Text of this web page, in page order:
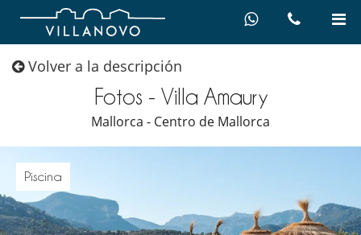
Volver a la descripción
Fotos - Villa Amaury
Mallorca - Centro de Mallorca
Piscina